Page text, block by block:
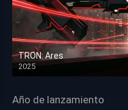
TRON: Ares
2025
HD 1080p
Año de lanzamiento